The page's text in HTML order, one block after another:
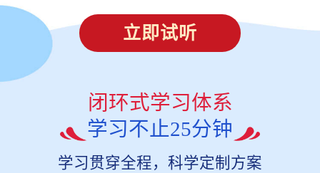
立即试听
闭环式学习体系
学习不止25分钟
学习贯穿全程，科学定制方案